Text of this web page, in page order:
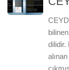
dilidir.